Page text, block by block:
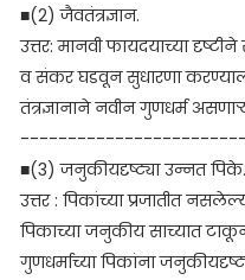
■(2) जैवतंत्रज्ञान.
उत्तर: मानवी फायदयाच्या
व संकर घडवून सुधारणा
तंत्रज्ञानाने नवीन गुणधर्म
■(3) जनुकीयदृष्ट्या उन्नत पिके.
उत्तर : पिकांच्या प्रजातीत
पिकाच्या जनुकीय साच्यात
गुणधर्माच्या पिकांना